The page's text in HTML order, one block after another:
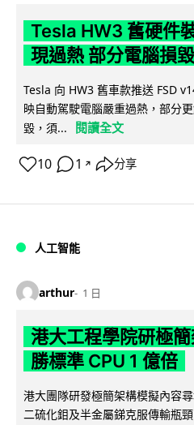
Tesla HW3 舊硬件
現過熱 部分電腦損
Tesla 向 HW3 舊車款推送 FSD
映自動駕駛電腦嚴重過熱，部分
毀，須...
閱讀全文
10 1 ↗ 分享
人工智能
arthur 1 日
港大工程學院研極
勝標準 CPU 1 億倍
港大團隊研發極簡架構模擬內容
二硫化鉬及半金屬銻克服傳輸瓶